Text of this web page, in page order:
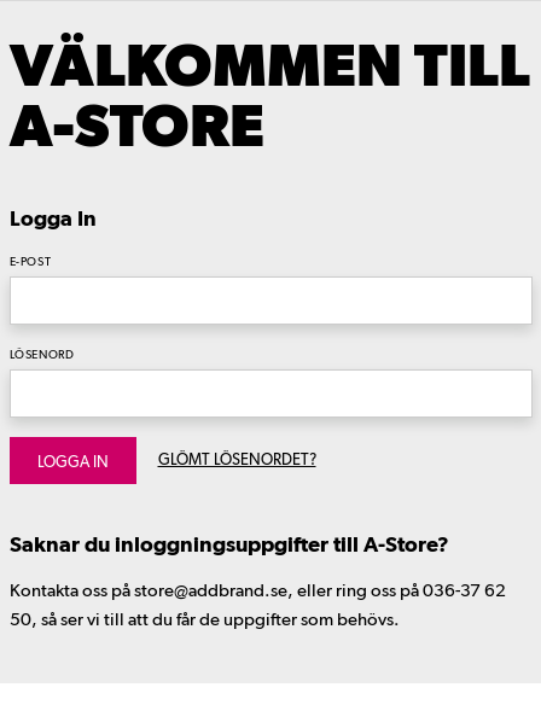
VÄLKOMMEN TILL
A-STORE
Logga In
E-POST
LÖSENORD
LOGGA IN GLÖMT LÖSENORDET?
Saknar du inloggningsuppgifter till A-Store?
Kontakta oss på store@addbrand.se, eller ring oss på 036-37 62
50, så ser vi till att du får de uppgifter som behövs.